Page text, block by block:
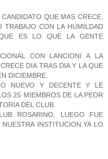
QUE MAS CRECE,
TRABAJO CON LA HUMILDAD
ES LO QUE LA GENTE
CON LANCIONI A LA
DIA TRAS DIA Y LA QUE
DICIEMBRE.
NUEVO Y DECENTE Y LE
25 MIEMBROS DE LA PEOR
DEL CLUB.
ROSARINO, LUEGO FUE
INSTITUCION.YA LO